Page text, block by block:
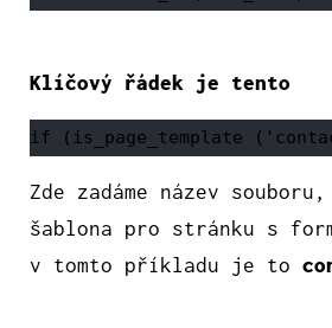
Klíčový řádek je tento
if (is_page_template
Zde zadáme název
šablona pro stránku s
v tomto příkladu je to